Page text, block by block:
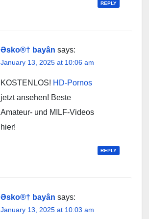
REPLY
Əsko®† bayân says:
January 13, 2025 at 10:06 am
KOSTENLOS! HD-Pornos
jetzt ansehen! Beste
Amateur- und MILF-Videos
hier!
REPLY
Əsko®† bayân says:
January 13, 2025 at 10:03 am